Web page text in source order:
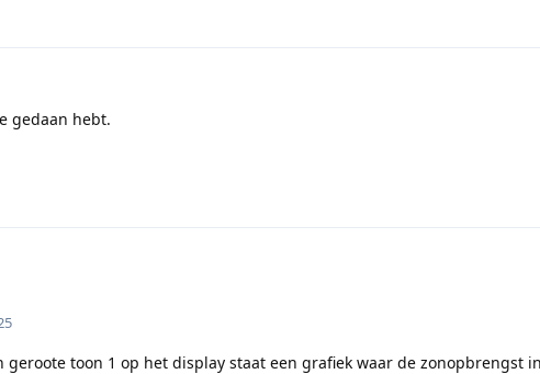
gedaan hebt.
geroote toon 1 op het display staat een grafiek waar de zonopbrengst